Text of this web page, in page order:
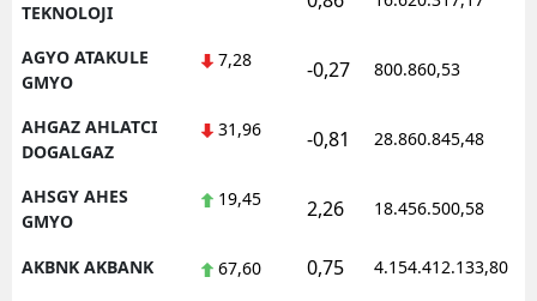
TEKNOLOJI
AGYO ATAKULE
GMYO
7,28 -0,27 800.860,53
AHGAZ AHLATCI
DOGALGAZ
31,96 -0,81 28.860.845,48
AHSGY AHES
GMYO
19,45 2,26 18.456.500,58
AKBNK AKBANK 67,60 0,75 4.154.412.133,80